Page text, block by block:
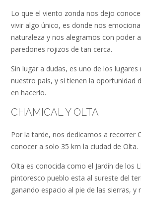
Lo que el viento zonda nos dejo
vivir algo único, es donde nos
naturaleza y nos alegramos con poder
paredones rojizos de tan cerca.
Sin lugar a dudas, es uno de los
nuestro país, y si tienen la oportunidad
en hacerlo.
CHAMICAL Y OLTA
Por la tarde, nos dedicamos a recorrer
conocer a solo 35 km la ciudad de Olta.
Olta es conocida como el Jardín de los
pintoresco pueblo esta al sureste del
ganando espacio al pie de las sierras, y